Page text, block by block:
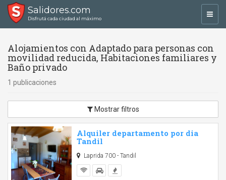
Salidores.com
Disfrutá cada ciudad al máximo
Alojamientos con Adaptado para personas con
movilidad reducida, Habitaciones familiares y
Baño privado
1 publicaciones
Mostrar filtros
Alquiler departamento por dia
Tandil
Laprida 700 - Tandil